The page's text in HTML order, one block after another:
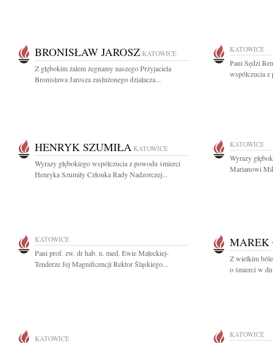
BRONISŁAW JAROSZ KATOWICE
Z głębokim żalem żegnamy naszego Przyjaciela
Bronisława Jarosza zasłużonego działacza...
KATOWICE
Pani Sędzi
współczucia
HENRYK SZUMIŁA KATOWICE
Wyrazy głębokiego współczucia z powodu śmierci
Henryka Szumiły Członka Rady Nadzorczej...
KATOWICE
Wyrazy
Marianowi
KATOWICE
Pani prof. zw. dr hab. n. med. Ewie Małeckiej-
Tenderze Jej Magnificencji Rektor Śląskiego...
MAREK
Z wielkim
o śmierci w
KATOWICE KATOWICE